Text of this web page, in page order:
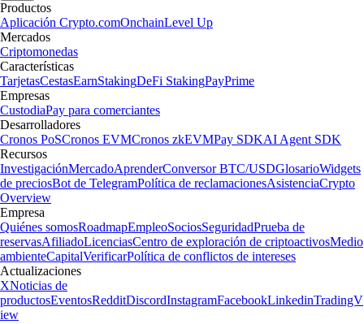
Productos
Aplicación Crypto.comOnchainLevel Up
Mercados
Criptomonedas
Características
TarjetasCestasEarnStakingDeFi StakingPayPrime
Empresas
CustodiaPay para comerciantes
Desarrolladores
Cronos PoSCronos EVMCronos zkEVMPay SDKAI Agent SDK
Recursos
InvestigaciónMercadoAprenderConversor BTC/USDGlosarioWidgets
de preciosBot de TelegramPolítica de reclamacionesAsistenciaCrypto
Overview
Empresa
Quiénes somosRoadmapEmpleoSociosSeguridadPrueba de
reservasAfiliadoLicenciasCentro de exploración de criptoactivosMedio
ambienteCapitalVerificarPolítica de conflictos de intereses
Actualizaciones
XNoticias de
productosEventosRedditDiscordInstagramFacebookLinkedinTradingV
iew